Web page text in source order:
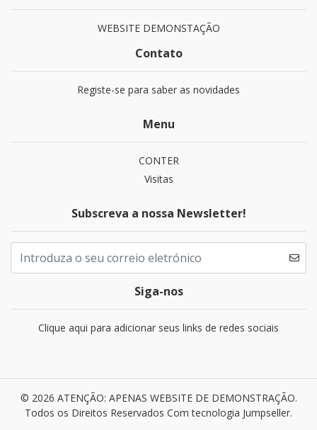
WEBSITE DEMONSTAÇÃO
Contato
Registe-se para saber as novidades
Menu
CONTER
Visitas
Subscreva a nossa Newsletter!
Siga-nos
Clique aqui para adicionar seus links de redes sociais
© 2026 ATENÇÃO: APENAS WEBSITE DE DEMONSTRAÇÃO.
Todos os Direitos Reservados Com tecnologia Jumpseller.